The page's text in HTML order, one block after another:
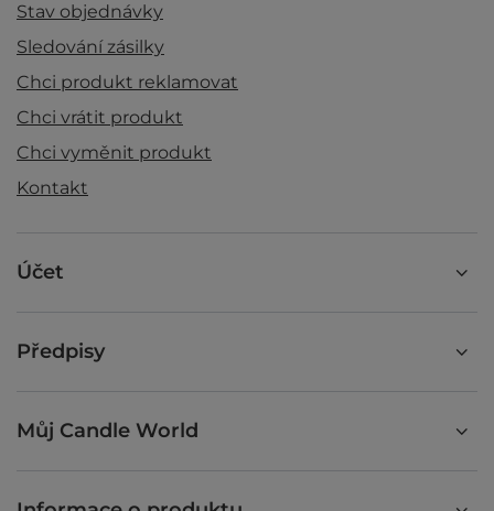
Stav objednávky
Sledování zásilky
Chci produkt reklamovat
Chci vrátit produkt
Chci vyměnit produkt
Kontakt
Účet
Předpisy
Můj Candle World